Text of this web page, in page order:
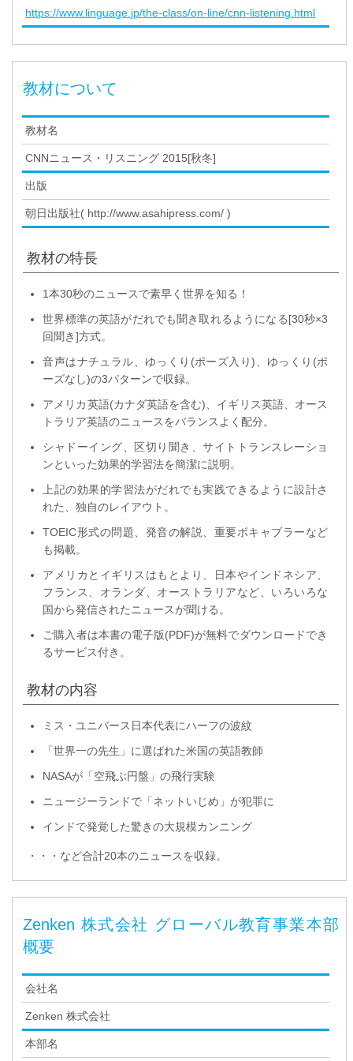
https://www.linguage.jp/the-class/on-line/cnn-listening.html
教材について
教材名
CNNニュース・リスニング 2015[秋冬]
出版
朝日出版社( http://www.asahipress.com/ )
教材の特長
1本30秒のニュースで素早く世界を知る！
世界標準の英語がだれでも聞き取れるようになる[30秒×3
回聞き]方式。
音声はナチュラル、ゆっくり(ポーズ入り)、ゆっくり(ポ
ーズなし)の3パターンで収録。
アメリカ英語(カナダ英語を含む)、イギリス英語、オース
トラリア英語のニュースをバランスよく配分。
シャドーイング、区切り聞き、サイトトランスレーショ
ンといった効果的学習法を簡潔に説明。
上記の効果的学習法がだれでも実践できるように設計さ
れた、独自のレイアウト。
TOEIC形式の問題、発音の解説、重要ボキャブラーなど
も掲載。
アメリカとイギリスはもとより、日本やインドネシア、
フランス、オランダ、オーストラリアなど、いろいろな
国から発信されたニュースが聞ける。
ご購入者は本書の電子版(PDF)が無料でダウンロードでき
るサービス付き。
教材の内容
ミス・ユニバース日本代表にハーフの波紋
「世界一の先生」に選ばれた米国の英語教師
NASAが「空飛ぶ円盤」の飛行実験
ニュージーランドで「ネットいじめ」が犯罪に
インドで発覚した驚きの大規模カンニング
・・・など合計20本のニュースを収録。
Zenken 株式会社 グローバル教育事業本部
概要
会社名
Zenken 株式会社
本部名